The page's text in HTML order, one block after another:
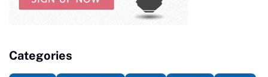
Categories